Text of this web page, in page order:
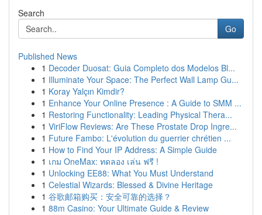
Search
Go
Published News
1 Decoder Duosat: Guia Completo dos Modelos Bl...
1 Illuminate Your Space: The Perfect Wall Lamp Gu...
1 Koray Yalçın Kimdir?
1 Enhance Your Online Presence : A Guide to SMM ...
1 Restoring Functionality: Leading Physical Thera...
1 ViriFlow Reviews: Are These Prostate Drop Ingre...
1 Future Fambo: L'évolution du guerrier chrétien ...
1 How to Find Your IP Address: A Simple Guide
1 เกม OneMax: ทดลอง เล่น ฟรี !
1 Unlocking EE88: What You Must Understand
1 Celestial Wizards: Blessed & Divine Heritage
1 谷歌邮箱购买：安全可靠的选择？
1 88m Casino: Your Ultimate Guide & Review